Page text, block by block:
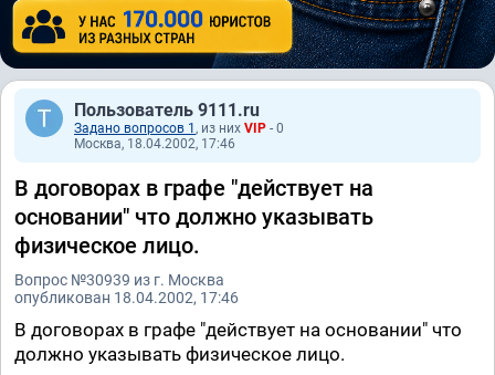
Пользователь 9111.ru
Задано вопросов 1 , из них VIP - 0
Москва, 18.04.2002, 17:46
В договорах в графе "действует на
основании" что должно указывать
физическое лицо.
Вопрос №30939 из г. Москва
опубликован 18.04.2002, 17:46
В договорах в графе "действует на основании" что
должно указывать физическое лицо.